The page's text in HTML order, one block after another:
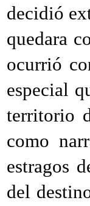
decidió
quedara
ocurrió
especial
territorio
como
estragos
del